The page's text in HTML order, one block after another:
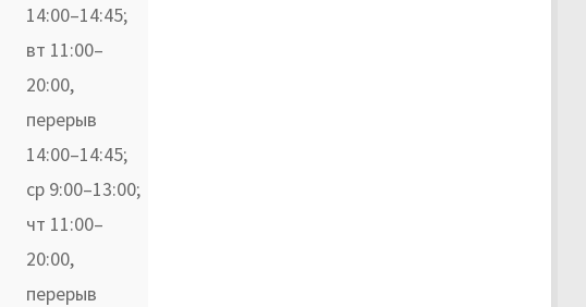
14:00–14:45;
вт 11:00–
20:00,
перерыв
14:00–14:45;
ср 9:00–13:00;
чт 11:00–
20:00,
перерыв